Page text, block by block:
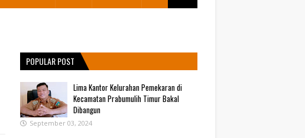
POPULAR POST
Lima Kantor Kelurahan Pemekaran di
Kecamatan Prabumulih Timur Bakal
Dibangun
September 03, 2024